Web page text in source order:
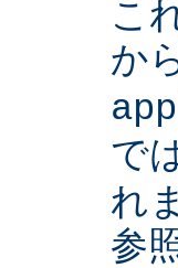
こ
か
で
れ
参